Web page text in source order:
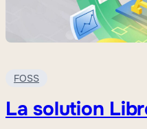
FOSS
La solution